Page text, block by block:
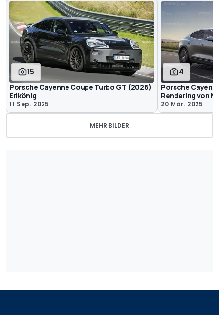
15
Porsche Cayenne Coupe Turbo GT (2026)
Erlkönig
11 Sep. 2025
4
Porsche
Rendering von
20 Mär. 2025
MEHR BILDER